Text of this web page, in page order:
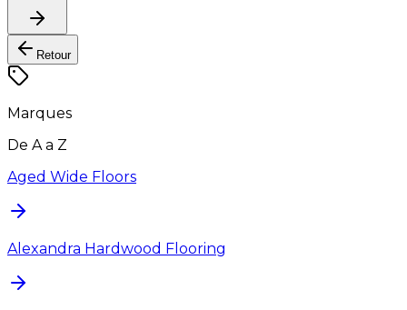
Retour
Marques
De A a Z
Aged Wide Floors
Alexandra Hardwood Flooring